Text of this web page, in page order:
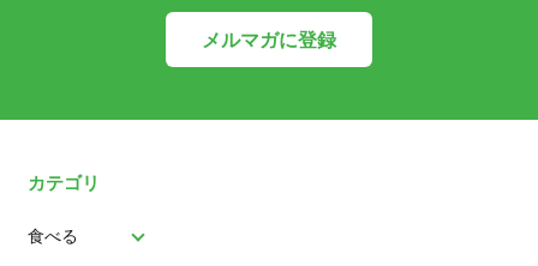
メルマガに登録
カテゴリ
食べる